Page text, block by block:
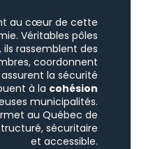
au cœur de cette
Véritables pôles
rassemblent des
coordonnent
la sécurité
à la cohésion
municipalités.
au Québec de
sécuritaire
et accessible.